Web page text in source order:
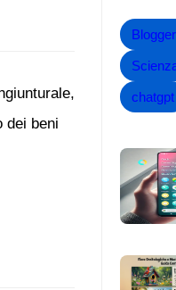
dei beni
Blogger
chatgpt